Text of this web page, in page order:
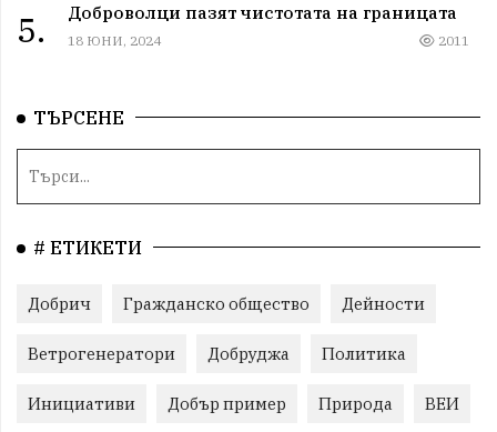
5. Доброволци пазят чистотата на границата
18 ЮНИ, 2024 2011
ТЪРСЕНЕ
# ЕТИКЕТИ
Добрич Гражданско общество Дейности
Ветрогенератори Добруджа Политика
Инициативи Добър пример Природа ВЕИ